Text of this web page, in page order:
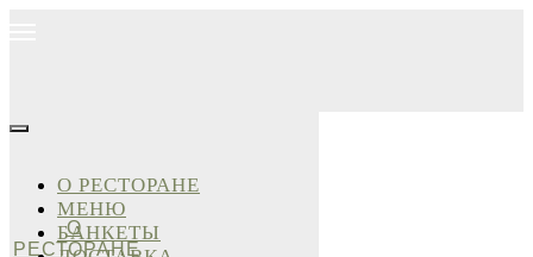
О
РЕСТОРАНЕ
О РЕСТОРАНЕ
МЕНЮ
БАНКЕТЫ